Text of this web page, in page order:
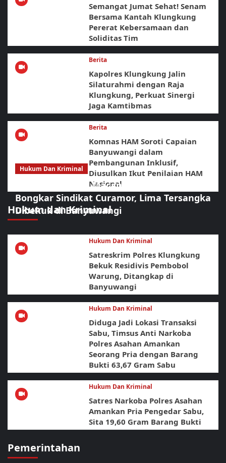
Semangat Jumat Sehat! Senam
Bersama Kantah Klungkung
Pererat Kebersamaan dan
Soliditas Tim
Berita
Kapolres Klungkung Jalin
Silaturahmi dengan Raja
Klungkung, Perkuat Sinergi
Jaga Kamtibmas
Berita
Komnas HAM Soroti Capaian
Banyuwangi dalam
Pembangunan Inklusif,
Diusulkan Ikut Penilaian HAM
Nasional
Hukum dan Kriminal
Hukum Dan Kriminal
Sikat Habis! URC Macan Blambangan
Bongkar Sindikat Curamor, Lima Tersangka
Dibekuk di Banyuwangi
Hukum Dan Kriminal
Satreskrim Polres Klungkung
Bekuk Residivis Pembobol
Warung, Ditangkap di
Banyuwangi
Hukum Dan Kriminal
Diduga Jadi Lokasi Transaksi
Sabu, Timsus Anti Narkoba
Polres Asahan Amankan
Seorang Pria dengan Barang
Bukti 63,67 Gram Sabu
Hukum Dan Kriminal
Satres Narkoba Polres Asahan
Amankan Pria Pengedar Sabu,
Sita 19,60 Gram Barang Bukti
Pemerintahan